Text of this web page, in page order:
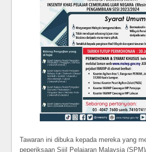
Tawaran ini dibuka kepada mereka yang
peperiksaan Sijil Pelajaran Malaysia